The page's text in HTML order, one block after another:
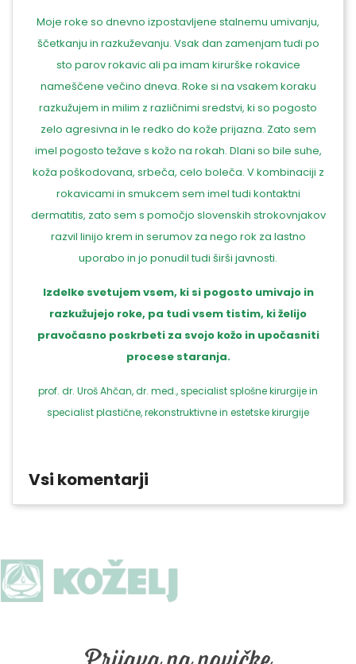
Moje roke so dnevno izpostavljene stalnemu umivanju,
ščetkanju in razkuževanju. Vsak dan zamenjam tudi po
sto parov rokavic ali pa imam kirurške rokavice
nameščene večino dneva. Roke si na vsakem koraku
razkužujem in milim z različnimi sredstvi, ki so pogosto
zelo agresivna in le redko do kože prijazna. Zato sem
imel pogosto težave s kožo na rokah. Dlani so bile suhe,
koža poškodovana, srbeča, celo boleča. V kombinaciji z
rokavicami in smukcem sem imel tudi kontaktni
dermatitis, zato sem s pomočjo slovenskih strokovnjakov
razvil linijo krem in serumov za nego rok za lastno
uporabo in jo ponudil tudi širši javnosti.
Izdelke svetujem vsem, ki si pogosto umivajo in
razkužujejo roke, pa tudi vsem tistim, ki želijo
pravočasno poskrbeti za svojo kožo in upočasniti
procese staranja.
prof. dr. Uroš Ahčan, dr. med., specialist splošne kirurgije in
specialist plastične, rekonstruktivne in estetske kirurgije
Vsi komentarji